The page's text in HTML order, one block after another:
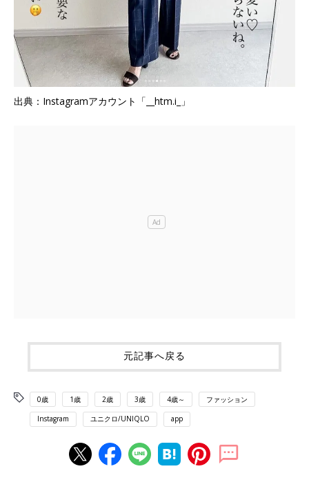
出典：Instagramアカウント「__htm.i_」
元記事へ戻る
0歳 1歳 2歳 3歳 4歳～ ファッション
Instagram ユニクロ/UNIQLO app